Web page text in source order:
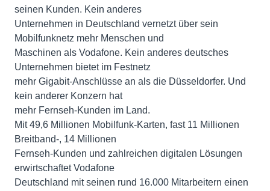
seinen Kunden. Kein anderes
Unternehmen in Deutschland vernetzt über sein
Mobilfunknetz mehr Menschen und
Maschinen als Vodafone. Kein anderes deutsches
Unternehmen bietet im Festnetz
mehr Gigabit-Anschlüsse an als die Düsseldorfer. Und
kein anderer Konzern hat
mehr Fernseh-Kunden im Land.
Mit 49,6 Millionen Mobilfunk-Karten, fast 11 Millionen
Breitband-, 14 Millionen
Fernseh-Kunden und zahlreichen digitalen Lösungen
erwirtschaftet Vodafone
Deutschland mit seinen rund 16.000 Mitarbeitern einen